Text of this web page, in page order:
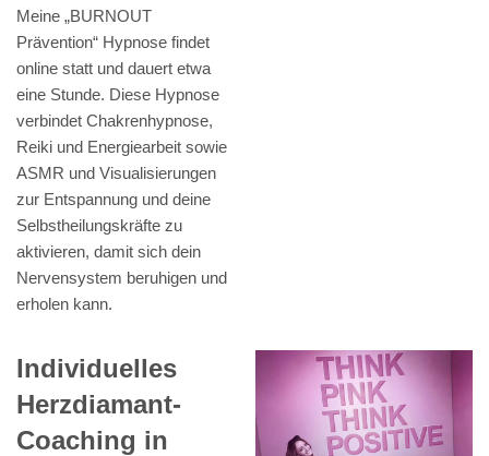
Meine „BURNOUT
Prävention“ Hypnose findet
online statt und dauert etwa
eine Stunde. Diese Hypnose
verbindet Chakrenhypnose,
Reiki und Energiearbeit sowie
ASMR und Visualisierungen
zur Entspannung und deine
Selbstheilungskräfte zu
aktivieren, damit sich dein
Nervensystem beruhigen und
erholen kann.
Individuelles
Herzdiamant-
Coaching in